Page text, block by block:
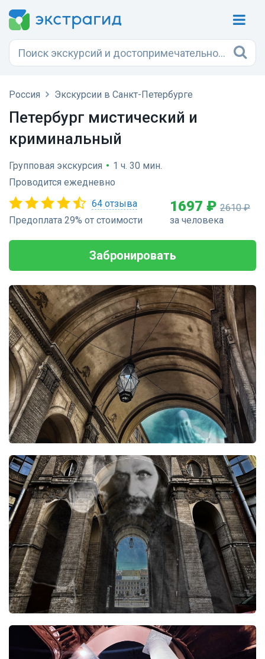
Россия Экскурсии в Санкт-Петербурге
Петербург мистический и
криминальный
Групповая экскурсия • 1 ч. 30 мин.
Проводится ежедневно
64 отзыва
Предоплата 29% от стоимости
1697 ₽ 2610 ₽
за человека
Забронировать